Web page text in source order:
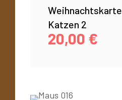
Weihnachtskarte
Katzen 2
20,00 €